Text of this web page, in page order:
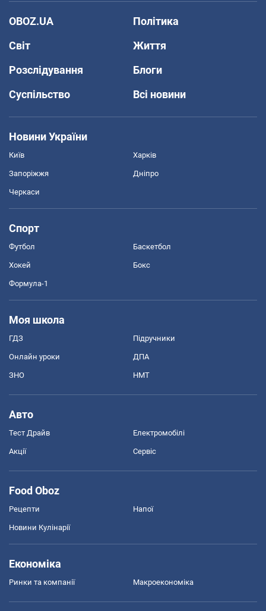
OBOZ.UA
Політика
Світ
Життя
Розслідування
Блоги
Суспільство
Всі новини
Новини України
Київ Харків
Запоріжжя Дніпро
Черкаси
Спорт
Футбол Баскетбол
Хокей Бокс
Формула-1
Моя школа
ГДЗ Підручники
Онлайн уроки ДПА
ЗНО НМТ
Авто
Тест Драйв Електромобілі
Акції Сервіс
Food Oboz
Рецепти Напої
Новини Кулінарії
Економіка
Ринки та компанії Макроекономіка